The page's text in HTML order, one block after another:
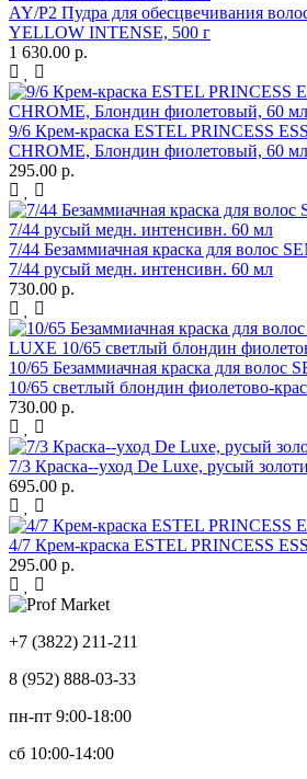
AY/P2 Пудра для обесцвечивания
YELLOW INTENSE, 500 г
1 630.00 р.
9/6 Крем-краска ESTEL PRINCESS
CHROME, Блондин фиолетовый, 60 мл
295.00 р.
7/44 Безаммиачная краска для волос
7/44 русый медн. интенсивн. 60 мл
730.00 р.
10/65 Безаммиачная краска для волос
10/65 светлый блондин фиолетово-
730.00 р.
7/3 Краска--уход De Luxe, русый
695.00 р.
4/7 Крем-краска ESTEL PRINCESS
295.00 р.
+7 (3822) 211-211
8 (952) 888-03-33
пн-пт 9:00-18:00
сб 10:00-14:00